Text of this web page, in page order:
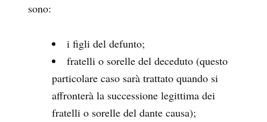
sono:
i figli del defunto;
fratelli o sorelle del deceduto (questo
particolare caso sarà trattato quando si
affronterà la successione legittima dei
fratelli o sorelle del dante causa);